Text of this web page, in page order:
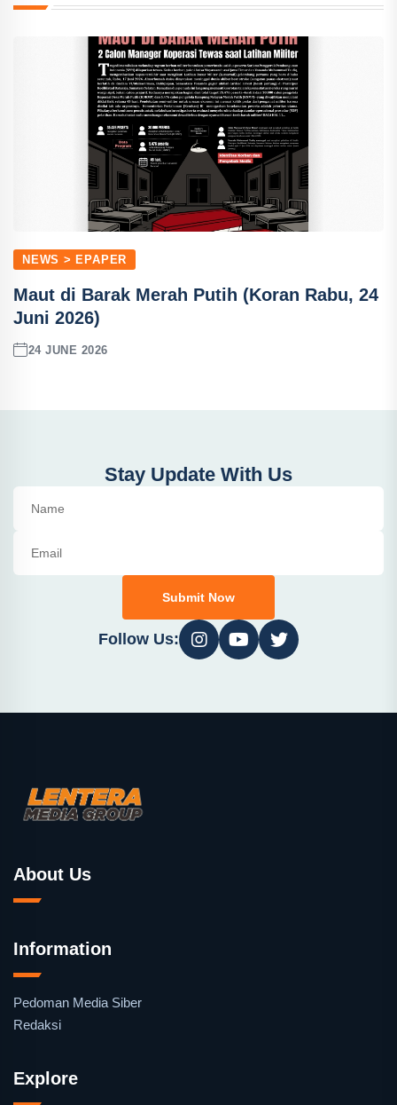
NEWS > EPAPER
Maut di Barak Merah Putih (Koran Rabu, 24
Juni 2026)
24 JUNE 2026
Stay Update With Us
Submit Now
Follow Us:
About Us
Information
Pedoman Media Siber
Redaksi
Explore